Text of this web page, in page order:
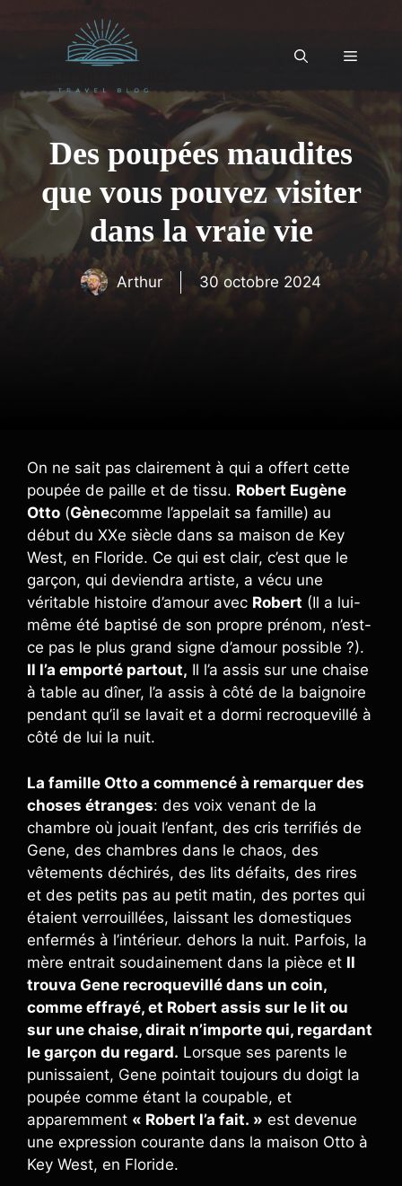
Menu
Des poupées maudites
que vous pouvez visiter
dans la vraie vie
Arthur 30 octobre 2024
On ne sait pas clairement à qui a offert cette
poupée de paille et de tissu. Robert Eugène
Otto (Gènecomme l’appelait sa famille) au
début du XXe siècle dans sa maison de Key
West, en Floride. Ce qui est clair, c’est que le
garçon, qui deviendra artiste, a vécu une
véritable histoire d’amour avec Robert (Il a lui-
même été baptisé de son propre prénom, n’est-
ce pas le plus grand signe d’amour possible ?).
Il l’a emporté partout, Il l’a assis sur une chaise
à table au dîner, l’a assis à côté de la baignoire
pendant qu’il se lavait et a dormi recroquevillé à
côté de lui la nuit.
La famille Otto a commencé à remarquer des
choses étranges: des voix venant de la
chambre où jouait l’enfant, des cris terrifiés de
Gene, des chambres dans le chaos, des
vêtements déchirés, des lits défaits, des rires
et des petits pas au petit matin, des portes qui
étaient verrouillées, laissant les domestiques
enfermés à l’intérieur. dehors la nuit. Parfois, la
mère entrait soudainement dans la pièce et Il
trouva Gene recroquevillé dans un coin,
comme effrayé, et Robert assis sur le lit ou
sur une chaise, dirait n’importe qui, regardant
le garçon du regard. Lorsque ses parents le
punissaient, Gene pointait toujours du doigt la
poupée comme étant la coupable, et
apparemment « Robert l’a fait. » est devenue
une expression courante dans la maison Otto à
Key West, en Floride.